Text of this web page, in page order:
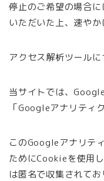
停止のご希望の場合
いただいた上、速やか
アクセス解析ツールに
当サイトでは、
「Googleアナリティ
このGoogleアナリテ
ためにCookieを使用
は匿名で収集されて